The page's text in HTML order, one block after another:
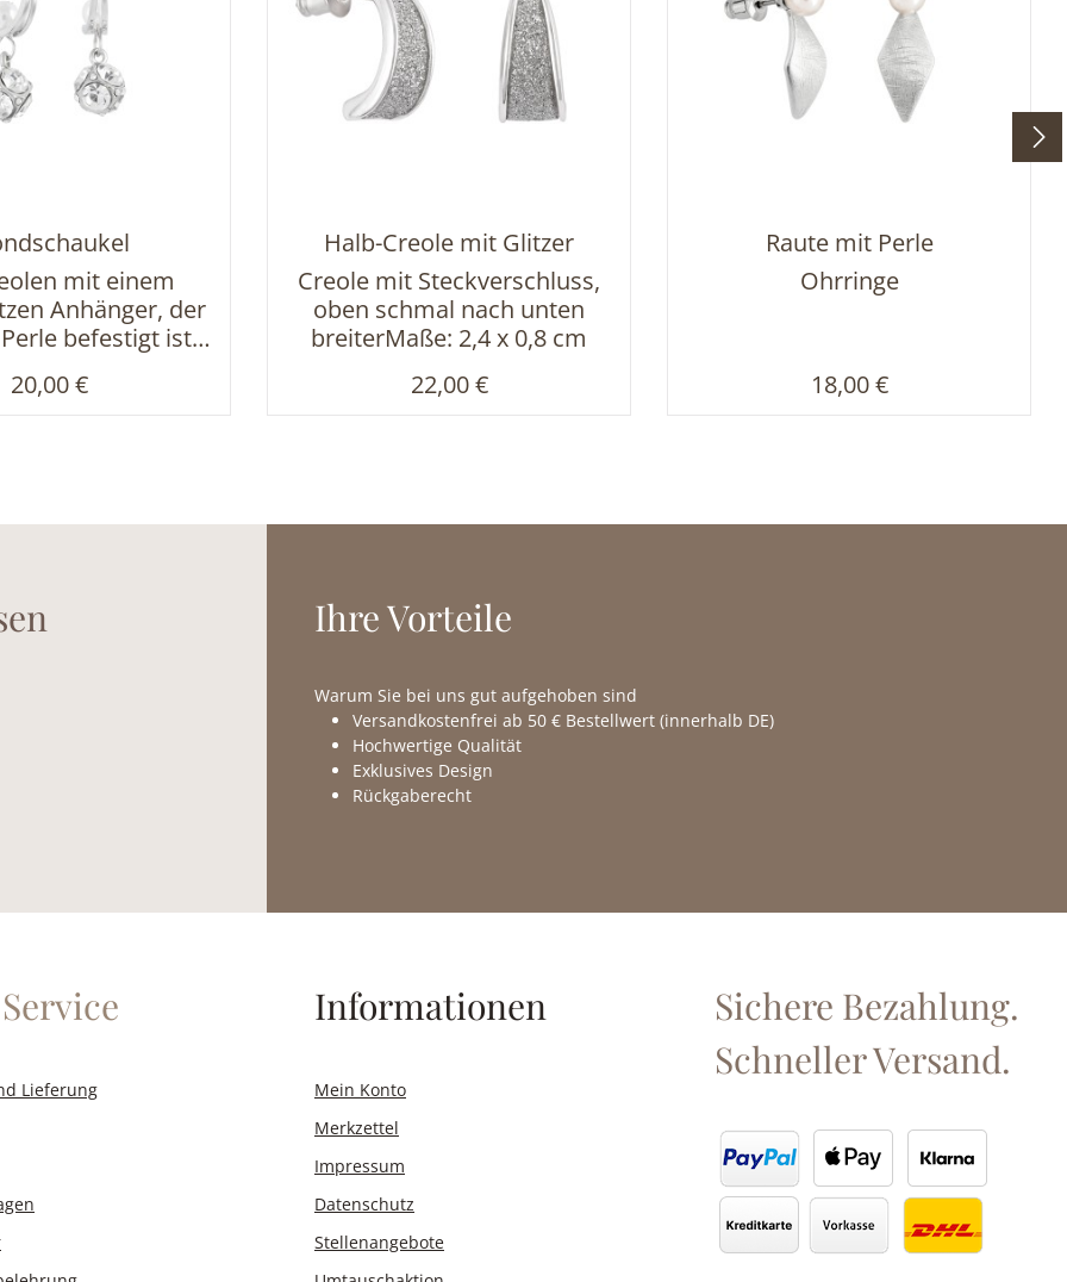
mit einem
Anhänger, der
befestigt ist
Creole ca.
Perle ca.
Regulärer Preis:
20,00 €
Halb-Creole mit Glitzer
Creole mit Steckverschluss,
oben schmal nach unten
breiterMaße: 2,4 x 0,8 cm
Regulärer Preis:
22,00 €
Raute mit Perle
Ohrringe
Regulärer Preis:
18,00 €
Ihre Vorteile
Warum Sie bei uns gut aufgehoben sind
Versandkostenfrei ab 50 € Bestellwert (innerhalb DE)
Hochwertige Qualität
Exklusives Design
Rückgaberecht
Lieferung
Informationen
Mein Konto
Merkzettel
Impressum
Datenschutz
Stellenangebote
Sichere Bezahlung.
Schneller Versand.